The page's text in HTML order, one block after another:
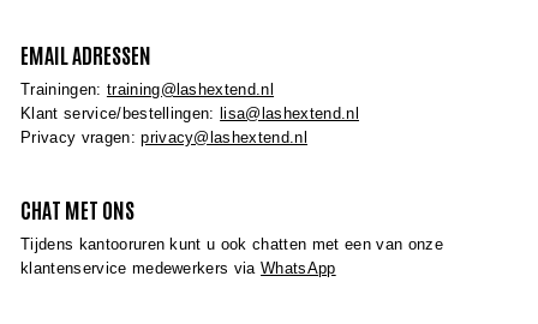
EMAIL ADRESSEN
Trainingen: training@lashextend.nl
Klant service/bestellingen: lisa@lashextend.nl
Privacy vragen:privacy@lashextend.nl
CHAT MET ONS
Tijdens kantooruren kunt u ook chatten met een van onze
klantenservice medewerkers viaWhatsApp